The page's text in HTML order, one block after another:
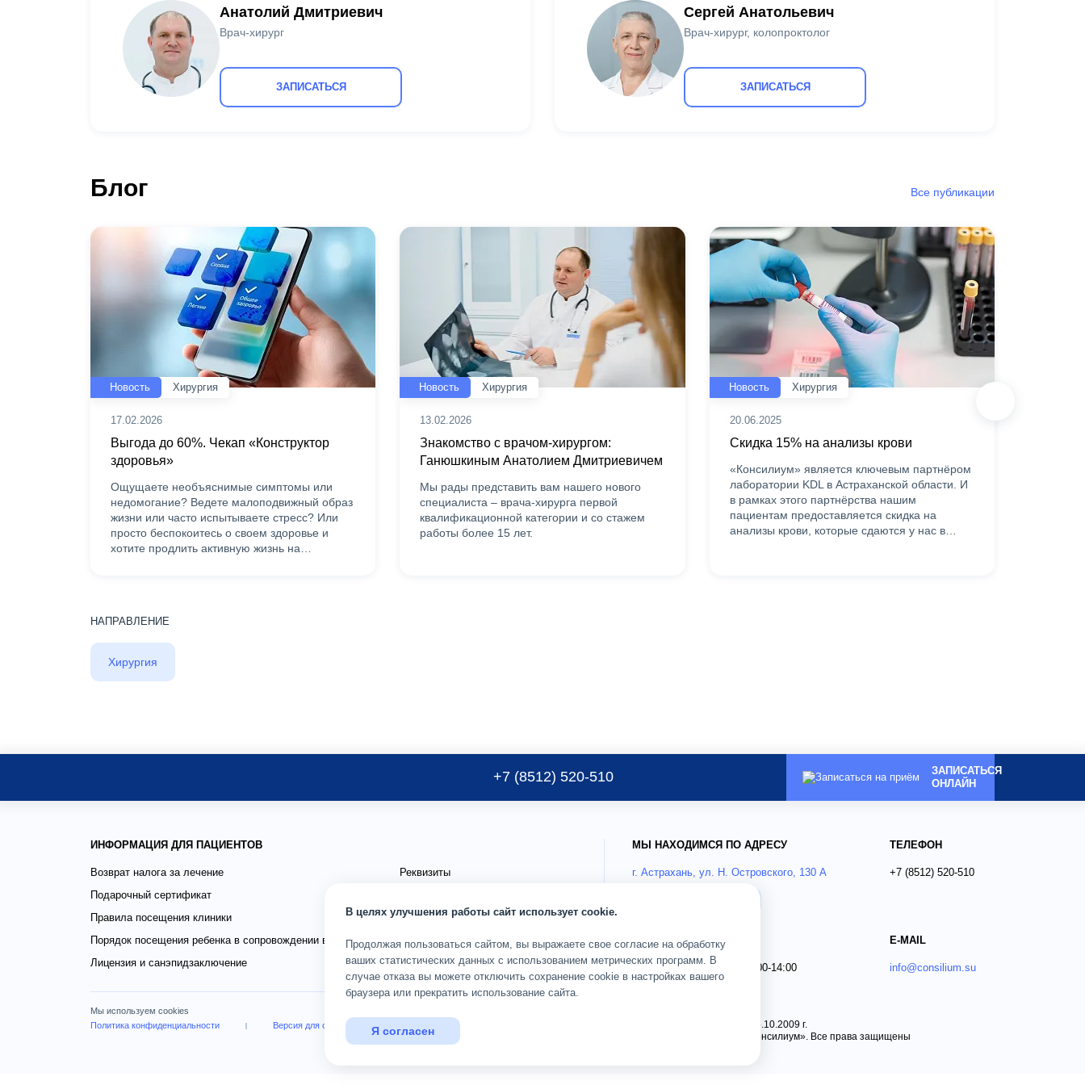
Анатолий Дмитриевич
Врач-хирург
ЗАПИСАТЬСЯ
Сергей Анатольевич
Врач-хирург, колопроктолог
ЗАПИСАТЬСЯ
Блог Все публикации
Новость Хирургия
17.02.2026
Выгода до 60%. Чекап «Конструктор
здоровья»
Ощущаете необъяснимые симптомы или
недомогание? Ведете малоподвижный образ
жизни или часто испытываете стресс? Или
просто беспокоитесь о своем здоровье и
хотите продлить активную жизнь на…
Новость Хирургия
13.02.2026
Знакомство с врачом-хирургом:
Ганюшкиным Анатолием Дмитриевичем
Мы рады представить вам нашего нового
специалиста – врача-хирурга первой
квалификационной категории и со стажем
работы более 15 лет.
Новость Хирургия
20.06.2025
Скидка 15% на анализы крови
«Консилиум» является ключевым партнёром
лаборатории KDL в Астраханской области. И
в рамках этого партнёрства нашим
пациентам предоставляется скидка на
анализы крови, которые сдаются у нас в…
НАПРАВЛЕНИЕ
Хирургия
+7 (8512) 520-510
ЗАПИСАТЬСЯ
ОНЛАЙН
ИНФОРМАЦИЯ ДЛЯ ПАЦИЕНТОВ
Возврат налога за лечение
Подарочный сертификат
Правила посещения клиники
Порядок посещения ребенка в сопровождении взрослого
Лицензия и санэпидзаключение
Реквизиты
Блог
Страховые партнёры ДМС
О клинике
Мы используем cookies
Политика конфиденциальности
Версия для слабовидящих Карта сайта
МЫ НАХОДИМСЯ ПО АДРЕСУ
г. Астрахань, ул. Н. Островского, 130 А
ТЕЛЕФОН
+7 (8512)520-510
РЕЖИМ РАБОТЫ
Пн-Сб 08:00-20:00; Вс 09:00-14:00
E-MAIL
info@consilium.su
ОГРН 1093017002583 от 15.10.2009 г.
© 2010 — 2026 Клиника «Консилиум». Все права защищены
В целях улучшения работы сайт использует cookie.
Продолжая пользоваться сайтом, вы выражаете свое согласие на обработку
ваших статистических данных с использованием метрических программ. В
случае отказа вы можете отключить сохранение cookie в настройках вашего
браузера или прекратить использование сайта.
Я согласен